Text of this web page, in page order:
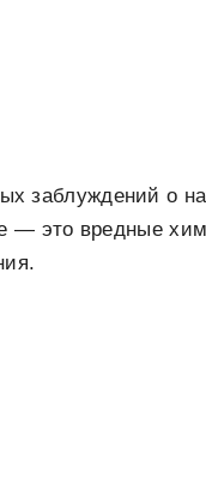
заблуждений о
— это вредные